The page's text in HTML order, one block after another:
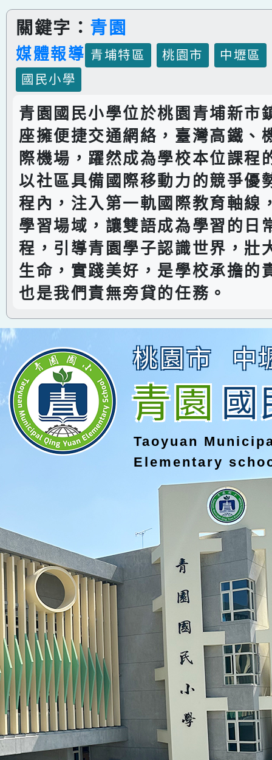
關鍵字： 青園
媒體報導 青埔特區 桃園市
中壢區
國民小學
青園國民小學位於桃園青埔新市
座擁便捷交通網絡，臺灣高鐵、
際機場，躍然成為學校本位課程
以社區具備國際移動力的競爭優
程內，注入第一軌國際教育軸線
學習場域，讓雙語成為學習的日
程，引導青園學子認識世界，壯
生命，實踐美好，是學校承擔的
也是我們責無旁貸的任務。
桃園市 中
青園國
Taoyuan
Elementary